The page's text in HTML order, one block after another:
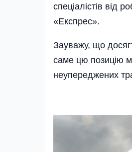
спеціалістів від
«Експрес».
Зауважу, що
саме цю позицію
неупереджених